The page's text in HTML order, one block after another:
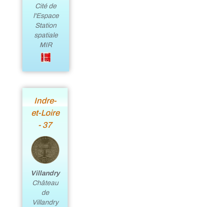
Cité de
l'Espace
Station
spatiale
MIR
Indre-
et-Loire
- 37
Villandry
Château
de
Villandry